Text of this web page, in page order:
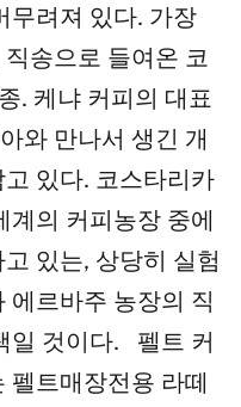
무려져 있다. 가장
송으로 들여온 코
. 케냐 커피의 대표
와 만나서 생긴 개
있다. 코스타리카
의 커피농장 중에
있는, 상당히 실험
에르바주 농장의 직
일 것이다. 펠트 커
펠트매장전용 라떼